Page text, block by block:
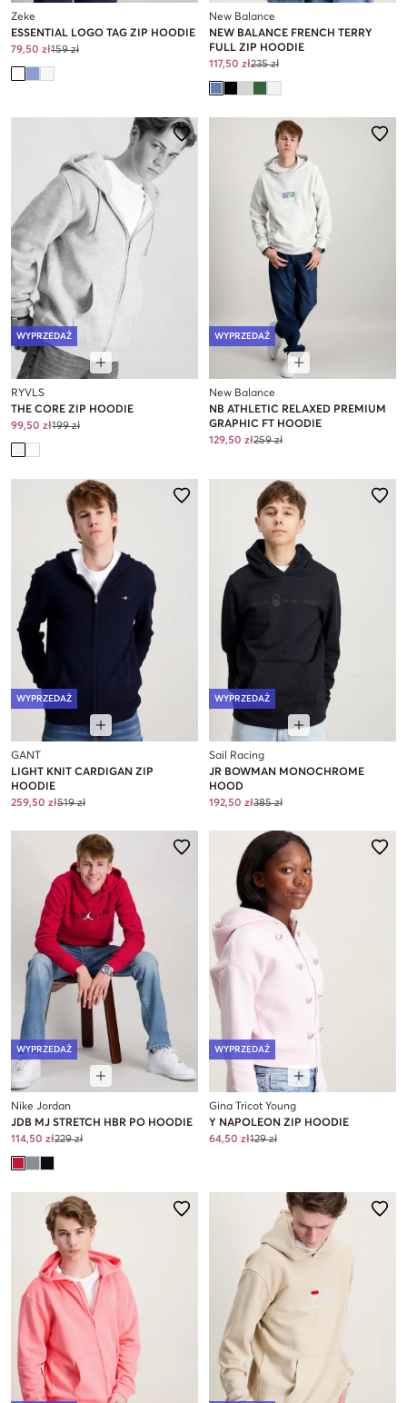
Zeke
ESSENTIAL LOGO TAG ZIP HOODIE
79,50 zł159 zł
New Balance
NEW BALANCE FRENCH TERRY
FULL ZIP HOODIE
117,50 zł235 zł
WYPRZEDAŻ
RYVLS
THE CORE ZIP HOODIE
99,50 zł199 zł
WYPRZEDAŻ
New Balance
NB ATHLETIC RELAXED PREMIUM
GRAPHIC FT HOODIE
129,50 zł259 zł
WYPRZEDAŻ
GANT
LIGHT KNIT CARDIGAN ZIP
HOODIE
259,50 zł519 zł
WYPRZEDAŻ
Sail Racing
JR BOWMAN MONOCHROME
HOOD
192,50 zł385 zł
WYPRZEDAŻ
Nike Jordan
JDB MJ STRETCH HBR PO HOODIE
114,50 zł229 zł
WYPRZEDAŻ
Gina Tricot Young
Y NAPOLEON ZIP HOODIE
64,50 zł129 zł